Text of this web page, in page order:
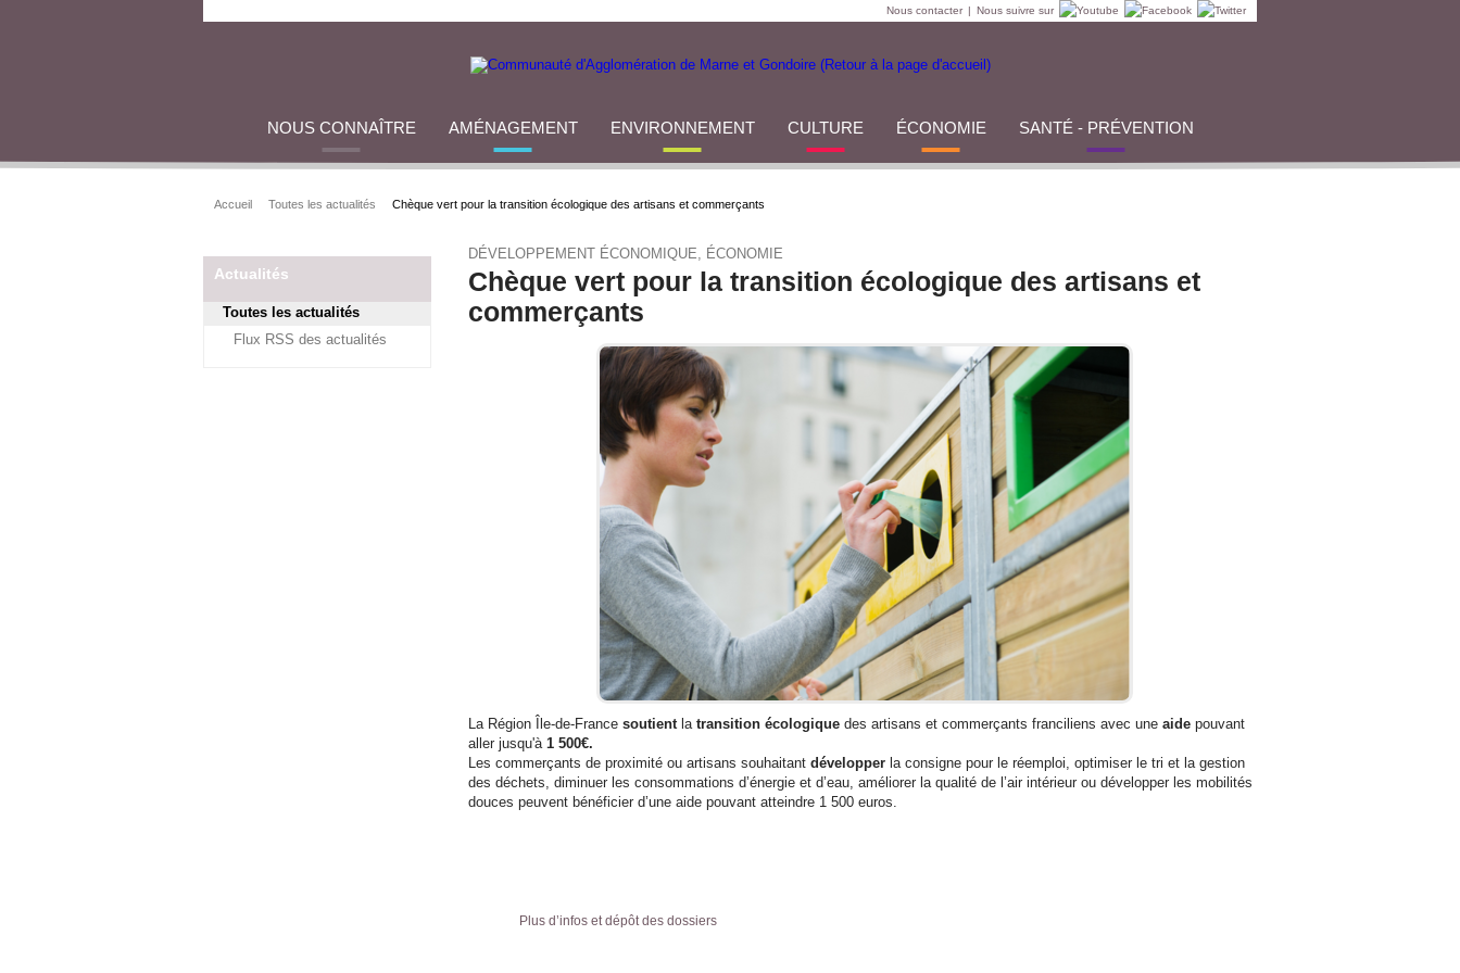
Nous contacter | Nous suivre sur
NOUS CONNAÎTRE AMÉNAGEMENT ENVIRONNEMENT CULTURE ÉCONOMIE SANTÉ - PRÉVENTION
Accueil Toutes les actualités Chèque vert pour la transition écologique des artisans et commerçants
Actualités
Toutes les actualités
Flux RSS des actualités
DÉVELOPPEMENT ÉCONOMIQUE, ÉCONOMIE
Chèque vert pour la transition écologique des artisans et
commerçants
La Région Île-de-France soutient la transition écologique des artisans et commerçants franciliens avec une aide pouvant
aller jusqu'à 1 500€.
Les commerçants de proximité ou artisans souhaitant développer la consigne pour le réemploi, optimiser le tri et la gestion
des déchets, diminuer les consommations d’énergie et d’eau, améliorer la qualité de l’air intérieur ou développer les mobilités
douces peuvent bénéficier d’une aide pouvant atteindre 1 500 euros.
Plus d’infos et dépôt des dossiers